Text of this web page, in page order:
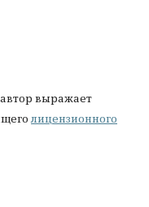
выражает
лицензионного